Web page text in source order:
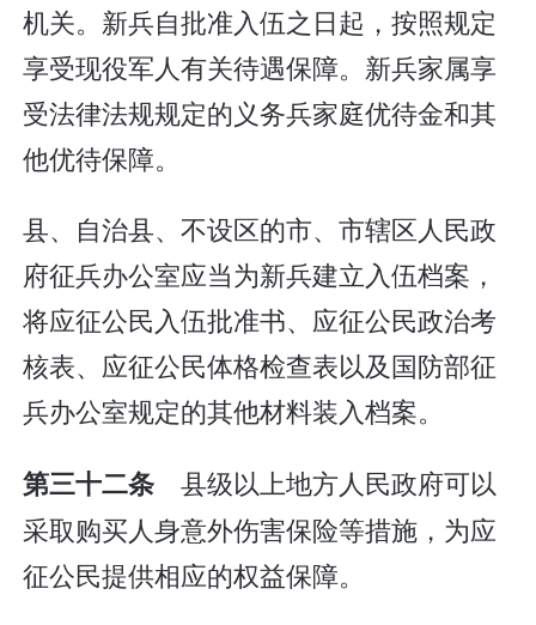
机关。新兵自批准入伍之日起，按照规定
享受现役军人有关待遇保障。新兵家属享
受法律法规规定的义务兵家庭优待金和其
他优待保障。
县、自治县、不设区的市、市辖区人民政
府征兵办公室应当为新兵建立入伍档案，
将应征公民入伍批准书、应征公民政治考
核表、应征公民体格检查表以及国防部征
兵办公室规定的其他材料装入档案。
第三十二条 县级以上地方人民政府可以
采取购买人身意外伤害保险等措施，为应
征公民提供相应的权益保障。